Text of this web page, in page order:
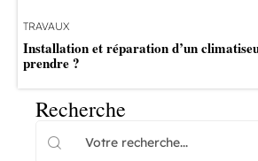
TRAVAUX
Installation et réparation d’un
prendre ?
Recherche